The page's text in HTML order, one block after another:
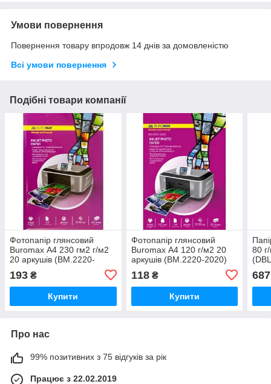
Умови повернення
Повернення товару впродовж 14 днів за домовленістю
Всі умови повернення
Подібні товари компанії
Фотопапір глянсовий
Buromax А4 230 гм2 г/м2
20 аркушів (BM.2220-
193 ₴
Купити
Фотопапір глянсовий
Buromax А4 120 г/м2 20
аркушів (BM.2220-2020)
118₴
Купити
80
687
Про нас
99% позитивних з 75 відгуків за рік
Працює з 22.02.2019